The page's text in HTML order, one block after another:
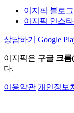
이지픽 블로그
이지픽 인스
상담하기 Google
이지픽은 구글 크롬
다.
이용약관 개인정보